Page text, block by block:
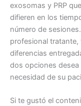
exosomas y PRP
difieren en los
número de
profesional
diferencias
dos opciones desea
necesidad de su
Si te gustó el